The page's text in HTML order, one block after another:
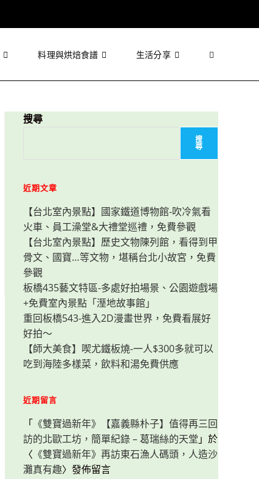
料理與烘焙食譜 生活分享 Toggle
search
搜尋
搜
尋
近期文章
【台北室內景點】國家鐵道博物館-吹冷氣看
火車、員工澡堂&大禮堂巡禮，免費參觀
【台北室內景點】歷史文物陳列館，看得到甲
骨文、國寶…等文物，堪稱台北小故宮，免費
參觀
板橋435藝文特區-多處好拍場景、公園遊戲場
+免費室內景點「溼地故事館」
重回板橋543-進入2D漫畫世界，免費看展好
好拍～
【師大美食】喫尤鐵板燒-一人$300多就可以
吃到海陸多樣菜，飲料和湯免費供應
近期留言
「 《雙寶過新年》【嘉義縣朴子】值得再三回
訪的北歐工坊，簡單紀錄 – 葛瑞絲的天堂 」於
〈 《雙寶過新年》再訪東石漁人碼頭，人造沙
灘真有趣〉發佈留言